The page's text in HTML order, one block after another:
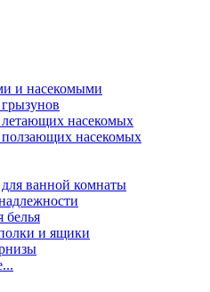
и насекомыми
летающих насекомых
ползающих насекомых
ванной комнаты
белья
и ящики